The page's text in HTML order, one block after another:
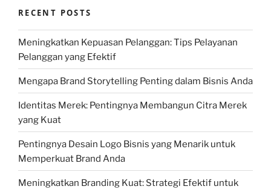
RECENT POSTS
Meningkatkan Kepuasan Pelanggan: Tips Pelayanan
Pelanggan yang Efektif
Mengapa Brand Storytelling Penting dalam Bisnis Anda
Identitas Merek: Pentingnya Membangun Citra Merek
yang Kuat
Pentingnya Desain Logo Bisnis yang Menarik untuk
Memperkuat Brand Anda
Meningkatkan Branding Kuat: Strategi Efektif untuk